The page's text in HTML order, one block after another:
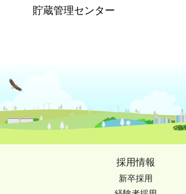
貯蔵管理センター
採用情報
新卒採用